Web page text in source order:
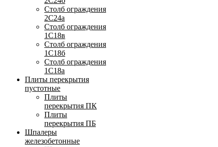
Столб ограждения
2С24а
Столб ограждения
1С18в
Столб ограждения
1С18б
Столб ограждения
1С18а
Плиты перекрытия
пустотные
Плиты
перекрытия ПК
Плиты
перекрытия ПБ
Шпалеры
железобетонные